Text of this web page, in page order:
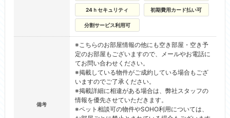
24ｈセキュリティ 初期費用カード払い可
分割サービス利用可
備考
※こちらのお部屋情報の他にも空き部屋・空き予
定のお部屋もございますので、メールやお電話に
てお問い合わせください。
※掲載している物件がご成約している場合もござ
いますのでご了承ください。
※掲載詳細に相違がある場合は、弊社スタッフの
情報を優先させていただきます。
※ペット相談可の物件やSOHO利用については、